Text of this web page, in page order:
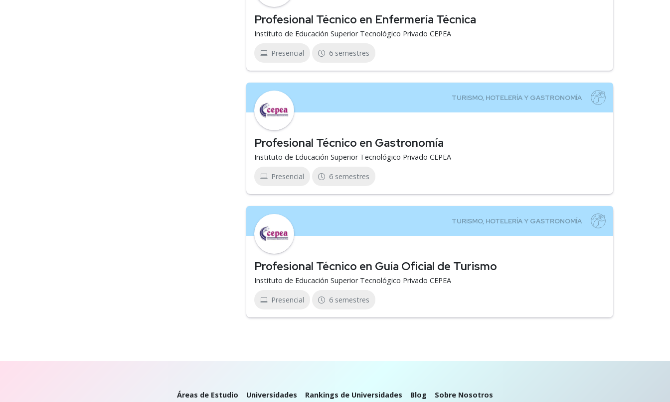
Profesional Técnico en Enfermería Técnica
Instituto de Educación Superior Tecnológico Privado CEPEA
Presencial 6 semestres
Profesional Técnico en Gastronomía
Instituto de Educación Superior Tecnológico Privado CEPEA
Presencial 6 semestres
Profesional Técnico en Guía Oficial de Turismo
Instituto de Educación Superior Tecnológico Privado CEPEA
Presencial 6 semestres
Áreas de Estudio Universidades Rankings de Universidades Blog Sobre Nosotros